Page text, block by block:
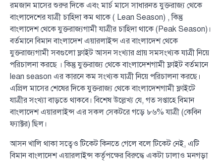
রমজান মাসের শুরুর দিকে এবং মার্চ মাসে সাধারনত যুক্তরাজ্য থেকে
বাংলাদেশের যাত্রী চাহিদা কম থাকে ( Lean Season) , কিন্তু
বাংলাদেশ থেকে যুক্তরাজ্যগামী যাত্রীর চাহিদা থাকে (Peak Season)।
বর্তমানে বিমান বাংলাদেশ এয়ারলাইন্স এর বাংলাদেশ থেকে
যুক্তরাজ্যগামী সবগুলো ফ্লাইট আসন সংখ্যার প্রায় সমসংখ্যক যাত্রী নিয়ে
পরিচালনা করছে । কিন্তু যুক্তরাজ্য থেকে বাংলাদেশগামী ফ্লাইট বর্তমানে
lean season এর কারনে কম সংখ্যক যাত্রী নিয়ে পরিচালনা করছে।
এপ্রিল মাসের শেষের দিকে যুক্তরাজ্য থেকে বাংলাদেশগামী ফ্লাইটে
যাত্রীর সংখ্যা বাড়তে থাকবে। বিশেষ উল্লেখ্য যে, গত সপ্তাহে বিমান
বাংলাদেশ এয়ারলাইন্স এর সকল সেকটরে গড়ে ৮৬% যাত্রী (কেবিন
ফ্যাক্টর) ছিল।
আসন খালি থাকা সত্বেও টিকেট কিনতে গেলে বলে টিকেট নেই, এটি
বিমান বাংলাদেশ এয়ারলাইন্স কর্তৃপক্ষের বিরুদ্ধে একটা ঢালাও মনগড়া